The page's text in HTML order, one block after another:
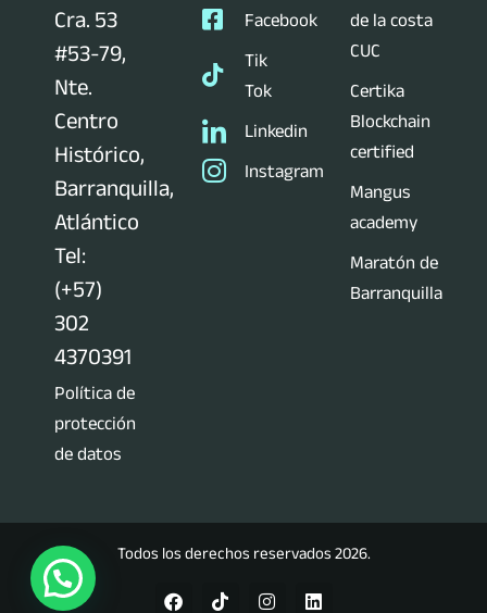
Cra. 53
#53-79,
Nte.
Centro
Histórico,
Barranquilla,
Atlántico
Tel:
(+57)
302
4370391
Política de
protección
de datos
Facebook
Tik
Tok
Linkedin
Instagram
de la costa
CUC
Certika
Blockchain
certified
Mangus
academy
Maratón de
Barranquilla
Todos los derechos reservados 2026.